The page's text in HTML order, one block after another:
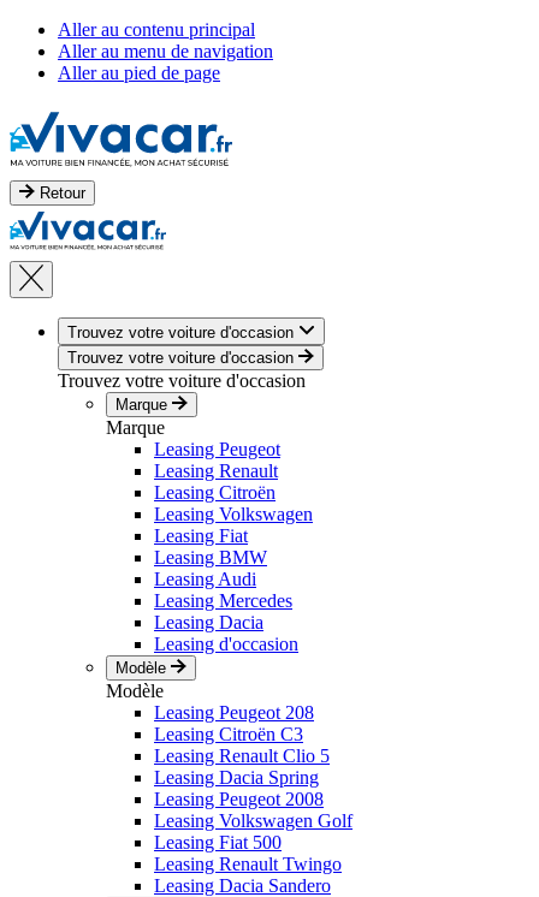
Aller au contenu principal
Aller au menu de navigation
Aller au pied de page
Retour
Trouvez votre voiture d'occasion
Trouvez votre voiture d'occasion
Trouvez votre voiture d'occasion
Marque
Marque
Leasing Peugeot
Leasing Renault
Leasing Citroën
Leasing Volkswagen
Leasing Fiat
Leasing BMW
Leasing Audi
Leasing Mercedes
Leasing Dacia
Leasing d'occasion
Modèle
Modèle
Leasing Peugeot 208
Leasing Citroën C3
Leasing Renault Clio 5
Leasing Dacia Spring
Leasing Peugeot 2008
Leasing Volkswagen Golf
Leasing Fiat 500
Leasing Renault Twingo
Leasing Dacia Sandero